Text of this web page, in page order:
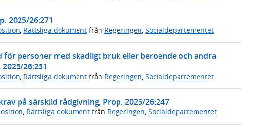
2025/26:271
, Rättsliga dokument från Regeringen, Socialdepartementet
för personer med skadligt bruk eller beroende och andra
26:251
Rättsliga dokument från Regeringen Socialdepartementet
på särskild rådgivning, Prop. 2025/26:247
, Rättsliga dokument från Regeringen, Socialdepartementet